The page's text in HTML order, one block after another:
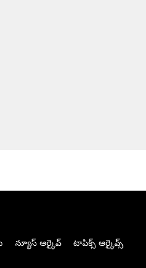
న్యూస్ ఆర్కైవ్ టాపిక్స్ ఆర్కైవ్స్